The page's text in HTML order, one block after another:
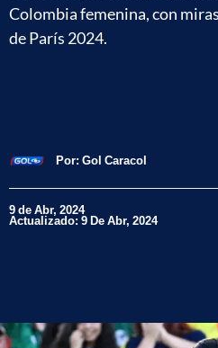
Colombia femenina, con
de París 2024.
Por: Gol Caracol
9 de Abr, 2024
Actualizado: 9 De Abr, 2024